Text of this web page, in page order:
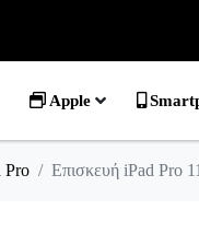
Apple
Pro Επισκευή iPad Pro